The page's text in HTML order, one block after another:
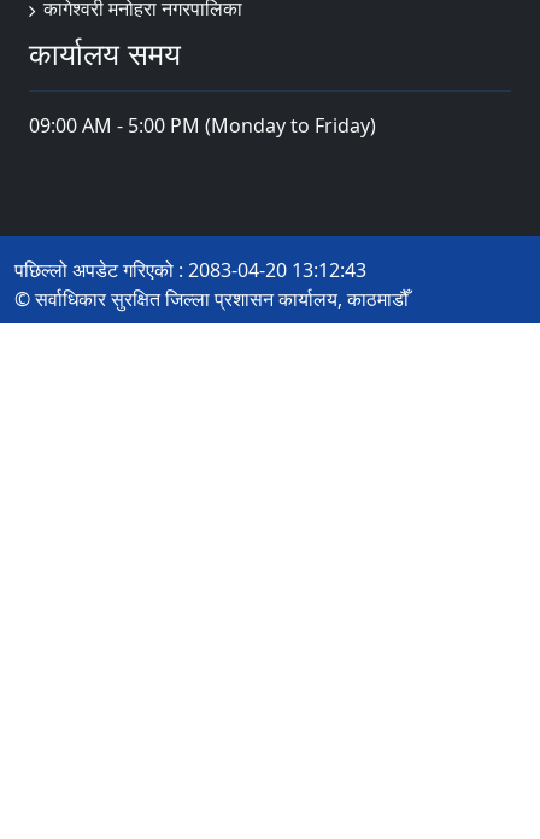
कागेश्वरी मनोहरा नगरपालिका
कार्यालय समय
09:00 AM - 5:00 PM (Monday to Friday)
पछिल्लो अपडेट गरिएको : 2083-04-20 13:12:43
© सर्वाधिकार सुरक्षित जिल्ला प्रशासन कार्यालय, काठमाडौँ